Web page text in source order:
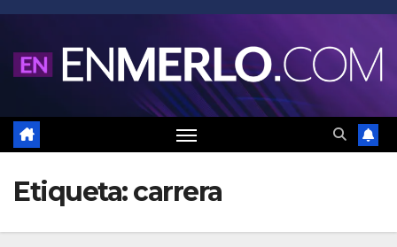
Saltar
contenido
Etiqueta:carrera